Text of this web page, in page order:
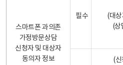
스마트폰 과의존
가정방문상담
신청자 및 대상자
동의자 정보
필수
(대
(상
(